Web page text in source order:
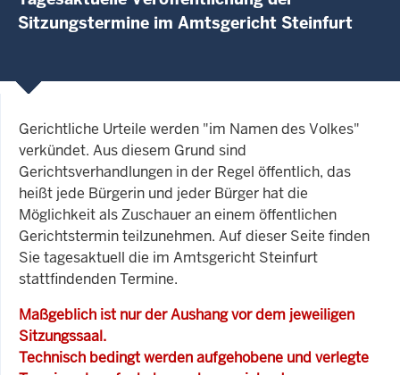
Sitzungstermine im Amtsgericht Steinfurt
Gerichtliche Urteile werden "im Namen des Volkes"
verkündet. Aus diesem Grund sind
Gerichtsverhandlungen in der Regel öffentlich, das
heißt jede Bürgerin und jeder Bürger hat die
Möglichkeit als Zuschauer an einem öffentlichen
Gerichtstermin teilzunehmen. Auf dieser Seite finden
Sie tagesaktuell die im Amtsgericht Steinfurt
stattfindenden Termine.
Maßgeblich ist nur der Aushang vor dem jeweiligen
Sitzungssaal.
Technisch bedingt werden aufgehobene und verlegte